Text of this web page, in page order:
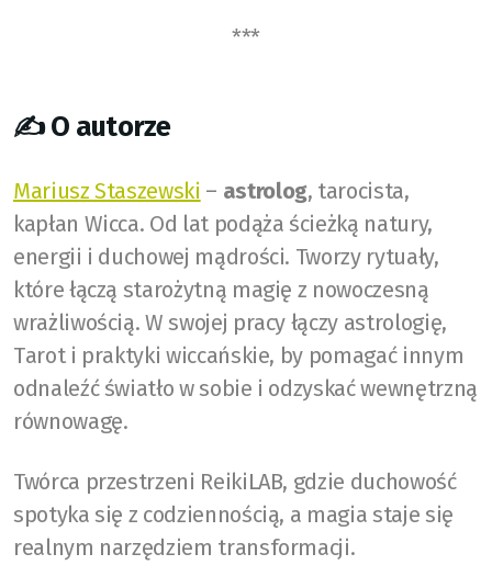
***
✍️ O autorze
Mariusz Staszewski – astrolog, tarocista,
kapłan Wicca. Od lat podąża ścieżką natury,
energii i duchowej mądrości. Tworzy rytuały,
które łączą starożytną magię z nowoczesną
wrażliwością. W swojej pracy łączy astrologię,
Tarot i praktyki wiccańskie, by pomagać innym
odnaleźć światło w sobie i odzyskać wewnętrzną
równowagę.
Twórca przestrzeni ReikiLAB, gdzie duchowość
spotyka się z codziennością, a magia staje się
realnym narzędziem transformacji.